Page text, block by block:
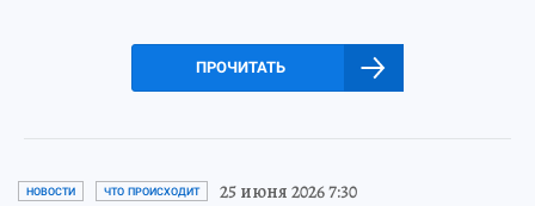
ПРОЧИТАТЬ
НОВОСТИ ЧТО ПРОИСХОДИТ 25 июня 2026 7:30